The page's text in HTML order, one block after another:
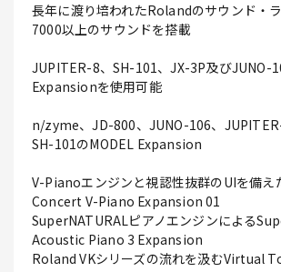
長年に渡り培われたRolandのサウンド・
7000以上のサウンドを搭載
JUPITER-8、SH-101、JX-3P及びJUNO-
Expansionを使用可能
n/zyme、JD-800、JUNO-106、
SH-101のMODEL Expansion
V-Pianoエンジンと視認性抜群のUIを備
Concert V-Piano Expansion 01
SuperNATURALピアノエンジンによる
Acoustic Piano 3 Expansion
Roland VKシリーズの流れを汲むVirtual